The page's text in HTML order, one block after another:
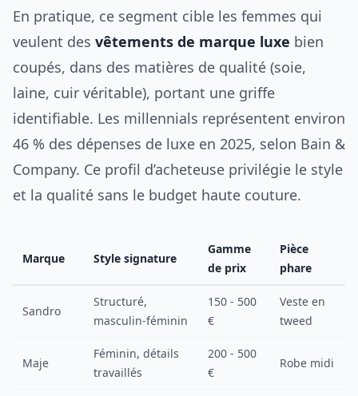
En pratique, ce segment cible les femmes qui
veulent des vêtements de marque luxe bien
coupés, dans des matières de qualité (soie,
laine, cuir véritable), portant une griffe
identifiable. Les millennials représentent environ
46 % des dépenses de luxe en 2025, selon Bain &
Company. Ce profil d’acheteuse privilégie le style
et la qualité sans le budget haute couture.
Marque Style signature
Gamme
de prix
Pièce
phare
Sandro
Structuré,
masculin-féminin
150 - 500
€
Veste en
tweed
Maje
Féminin, détails
travaillés
200 - 500
€
Robe midi